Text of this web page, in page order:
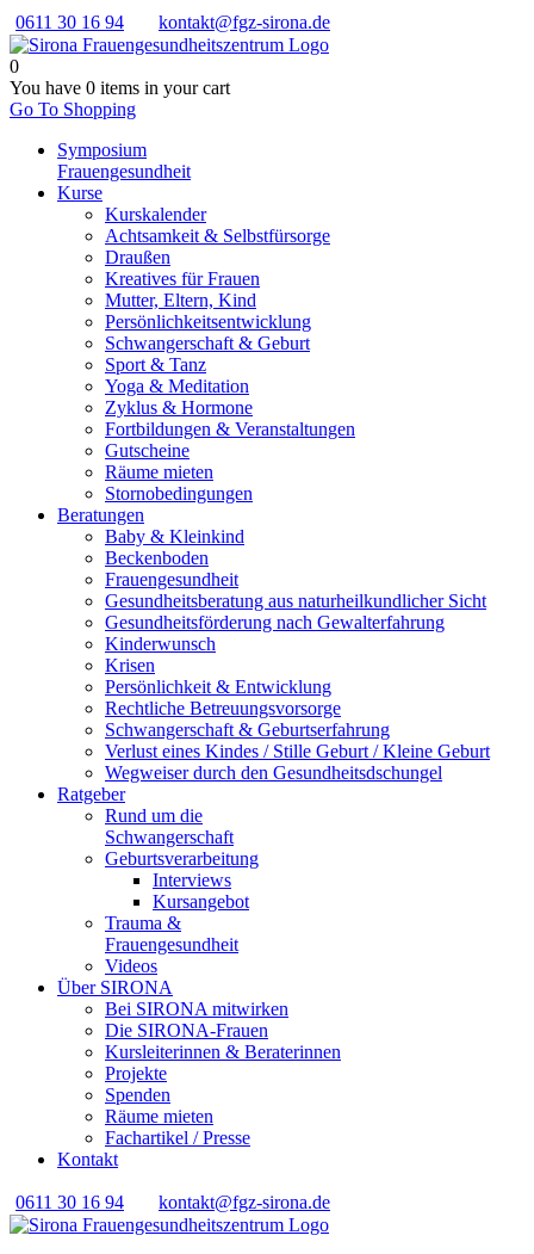
0611 30 16 94 kontakt@fgz-sirona.de
0
You have 0 items in your cart
Go To Shopping
Symposium
Frauengesundheit
Kurse
Kurskalender
Achtsamkeit & Selbstfürsorge
Draußen
Kreatives für Frauen
Mutter, Eltern, Kind
Persönlichkeits­entwicklung
Schwangerschaft & Geburt
Sport & Tanz
Yoga & Meditation
Zyklus & Hormone
Fortbildungen & Veranstaltungen
Gutscheine
Räume mieten
Stornobedingungen
Beratungen
Baby & Kleinkind
Beckenboden
Frauengesundheit
Gesundheitsberatung aus naturheilkundlicher Sicht
Gesundheitsförderung nach Gewalterfahrung
Kinderwunsch
Krisen
Persönlichkeit & Entwicklung
Rechtliche Betreuungsvorsorge
Schwangerschaft & Geburtserfahrung
Verlust eines Kindes / Stille Geburt / Kleine Geburt
Wegweiser durch den Gesundheitsdschungel
Ratgeber
Rund um die
Schwangerschaft
Geburtsverarbeitung
Interviews
Kursangebot
Trauma &
Frauengesundheit
Videos
Über SIRONA
Bei SIRONA mitwirken
Die SIRONA-Frauen
Kursleiterinnen & Beraterinnen
Projekte
Spenden
Räume mieten
Fachartikel / Presse
Kontakt
0611 30 16 94 kontakt@fgz-sirona.de